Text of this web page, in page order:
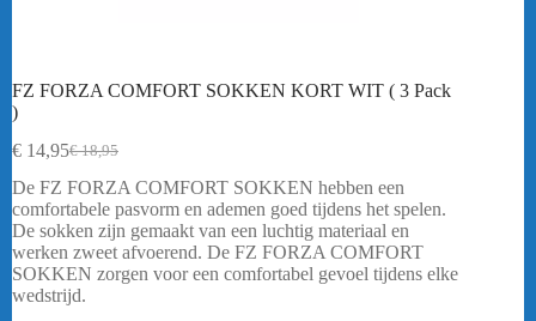
FZ FORZA COMFORT SOKKEN KORT WIT ( 3 Pack
)
€18,95
Oorspronkelijke
prijs
was:
€ 18,95.
€ 14,95Huidige
prijs
is:
€ 14,95.
De FZ FORZA COMFORT SOKKEN hebben een
comfortabele pasvorm en ademen goed tijdens het spelen.
De sokken zijn gemaakt van een luchtig materiaal en
werken zweet afvoerend. De FZ FORZA COMFORT
SOKKEN zorgen voor een comfortabel gevoel tijdens elke
wedstrijd.